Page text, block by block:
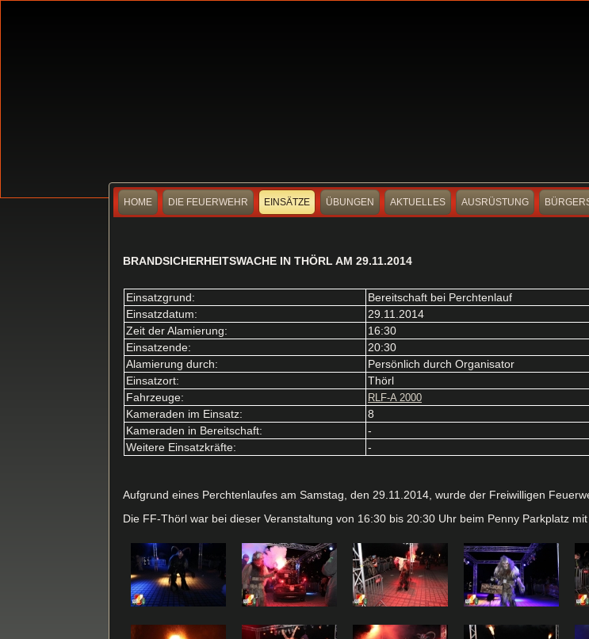
HOME DIE FEUERWEHR EINSÄTZE ÜBUNGEN AKTUELLES AUSRÜSTUNG
BRANDSICHERHEITSWACHE IN THÖRL AM 29.11.2014
Einsatzgrund:
Bereitschaft bei Perchtenlauf
Einsatzdatum:
29.11.2014
Zeit der Alamierung:
16:30
Einsatzende:
20:30
Alamierung durch:
Persönlich durch Organisator
Einsatzort:
Thörl
Fahrzeuge:
RLF-A 2000
Kameraden im Einsatz:
8
Kameraden in Bereitschaft:
-
Weitere Einsatzkräfte:
-
Aufgrund eines Perchtenlaufes am Samstag, den 29.11.2014, wurde der Freiwilligen
Die FF-Thörl war bei dieser Veranstaltung von 16:30 bis 20:30 Uhr beim Penny Parkplatz